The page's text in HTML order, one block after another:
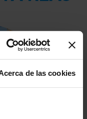
de las cookies